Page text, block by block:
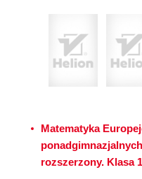
Matematyka
rozszerzony. Klasa 1